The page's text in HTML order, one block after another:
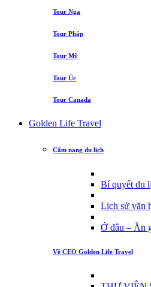
Tour Nga
Tour Pháp
Tour Mỹ
Tour Úc
Tour Canada
Golden Life Travel
Cẩm nang du lịch
Bí quyết du
Lịch sử văn
Ở đâu – Ăn
Về CEO Golden Life Travel